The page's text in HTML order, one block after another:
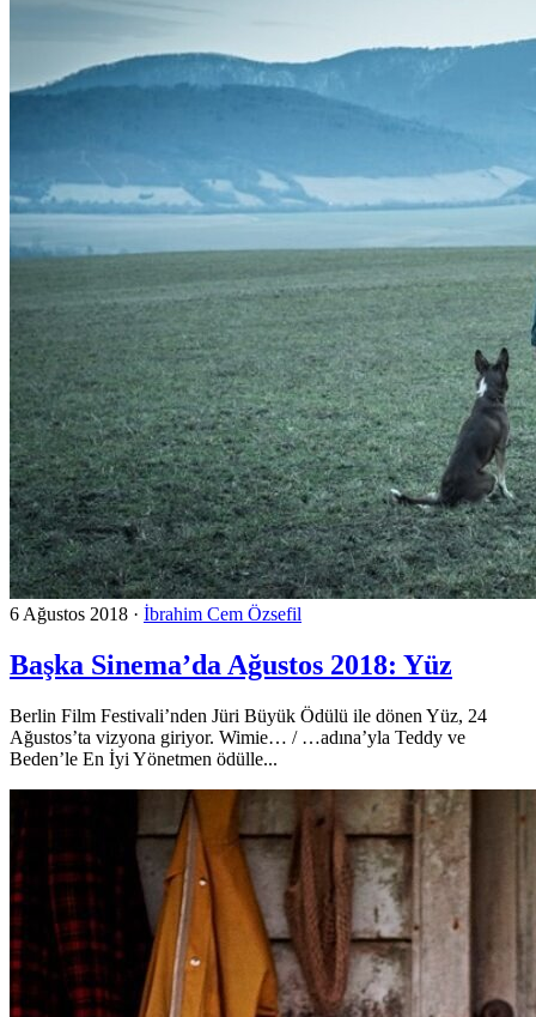
6 Ağustos 2018 · İbrahim Cem Özsefil
Başka Sinema’da Ağustos 2018: Yüz
Berlin Film Festivali’nden Jüri Büyük Ödülü ile dönen Yüz, 24
Ağustos’ta vizyona giriyor. Wimie… / …adına’yla Teddy ve
Beden’le En İyi Yönetmen ödülle...